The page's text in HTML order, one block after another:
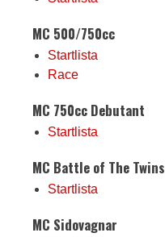
MC 500/750cc
Startlista
Race
MC 750cc Debutant
Startlista
MC Battle of The Twins
Startlista
MC Sidovagnar